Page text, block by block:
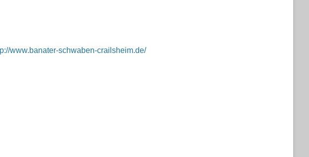
www.banater-schwaben-crailsheim.de/